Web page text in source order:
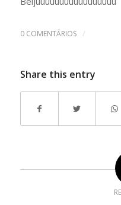
0 COMENTÁRIOS /
Share this entry